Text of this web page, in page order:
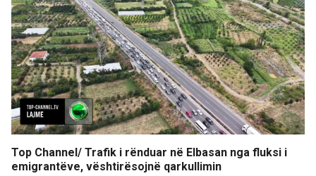
Top Channel/ Trafik i rënduar në Elbasan nga fluksi i
emigrantëve, vështirësojnë qarkullimin